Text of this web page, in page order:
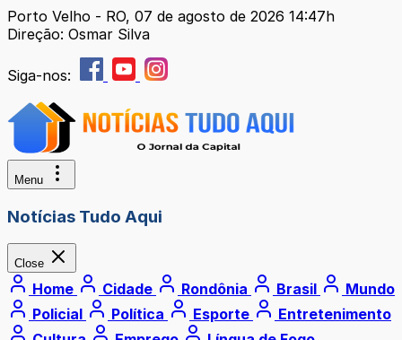
Porto Velho - RO, 07 de agosto de 2026 14:47h
Direção: Osmar Silva
Siga-nos:
Menu
Notícias Tudo Aqui
Close
Home Cidade Rondônia Brasil
Mundo
Policial
Política Esporte
Entretenimento